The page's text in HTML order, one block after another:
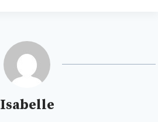
Isabelle